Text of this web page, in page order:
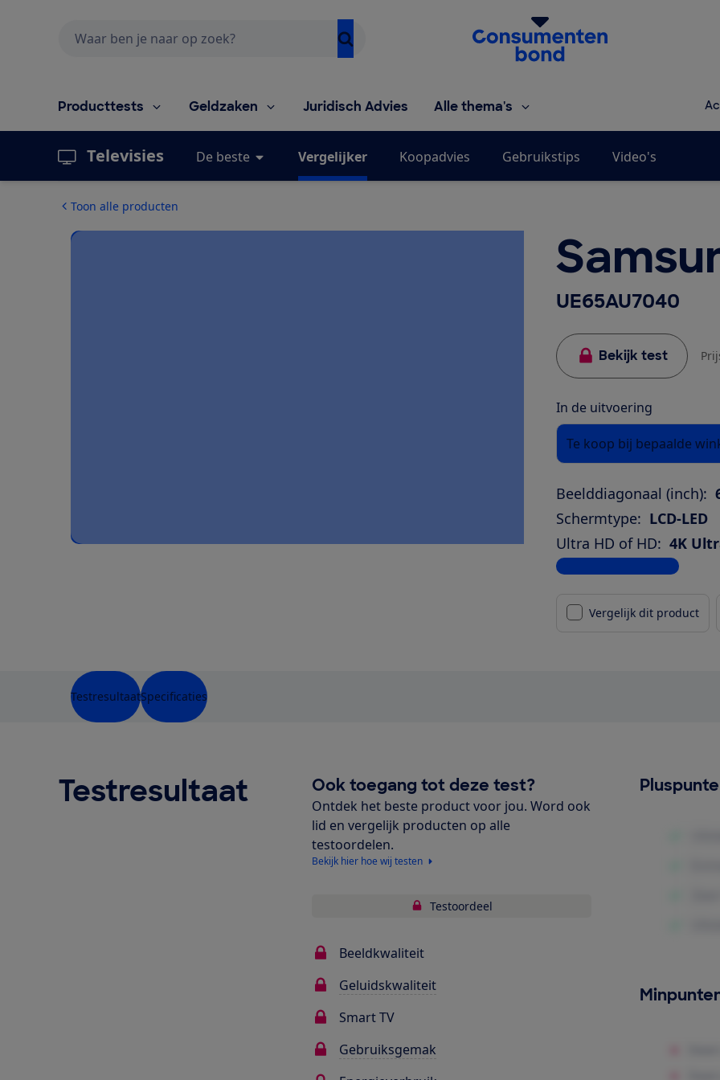
Homepage van de Consumentenbond
Producttests Geldzaken Juridisch Advies Alle thema's
Televisies De beste Vergelijker Koopadvies Gebruikstips Video's
Toon alle producten
UE65AU7040
Bekijk test
In de uitvoering
Te koop bij bepaalde
Beelddiagonaal (inch):
Schermtype: LCD-LED
Ultra HD of HD: 4K
Bekijk alle specificaties
Vergelijk dit product
TestresultaatSpecificaties
Testresultaat Ook toegang tot deze test?
Ontdek het beste product voor jou. Word ook
lid en vergelijk producten op alle
testoordelen.
Bekijk hier hoe wij testen
Testoordeel
Beeldkwaliteit
Geluidskwaliteit
Smart TV
Gebruiksgemak